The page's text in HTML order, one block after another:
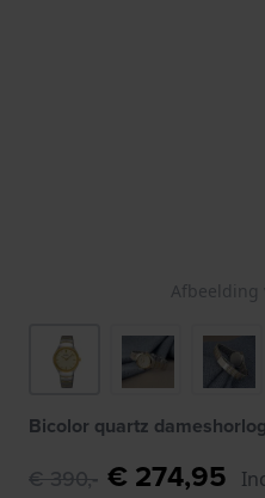
Afbeelding
Bicolor quartz
€ 390,- € 274,95